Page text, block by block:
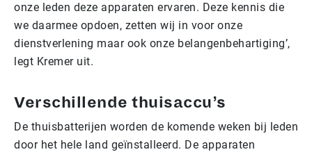
onze leden deze apparaten ervaren. Deze kennis die
we daarmee opdoen, zetten wij in voor onze
dienstverlening maar ook onze belangenbehartiging’,
legt Kremer uit.
Verschillende thuisaccu’s
De thuisbatterijen worden de komende weken bij leden
door het hele land geïnstalleerd. De apparaten